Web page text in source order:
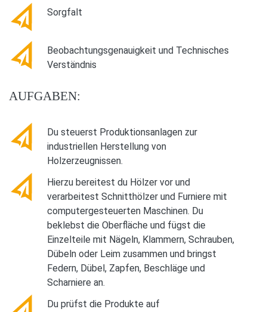
Sorgfalt
Beobachtungsgenauigkeit und Technisches
Verständnis
AUFGABEN:
Du steuerst Produktionsanlagen zur
industriellen Herstellung von
Holzerzeugnissen.
Hierzu bereitest du Hölzer vor und
verarbeitest Schnitthölzer und Furniere mit
computergesteuerten Maschinen. Du
beklebst die Oberfläche und fügst die
Einzelteile mit Nägeln, Klammern, Schrauben,
Dübeln oder Leim zusammen und bringst
Federn, Dübel, Zapfen, Beschläge und
Scharniere an.
Du prüfst die Produkte auf